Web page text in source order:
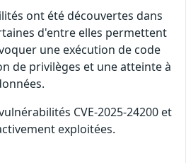
ont été découvertes dans
d'entre elles permettent
une exécution de code
de privilèges et une atteinte à
CVE-2025-24200 et
exploitées.